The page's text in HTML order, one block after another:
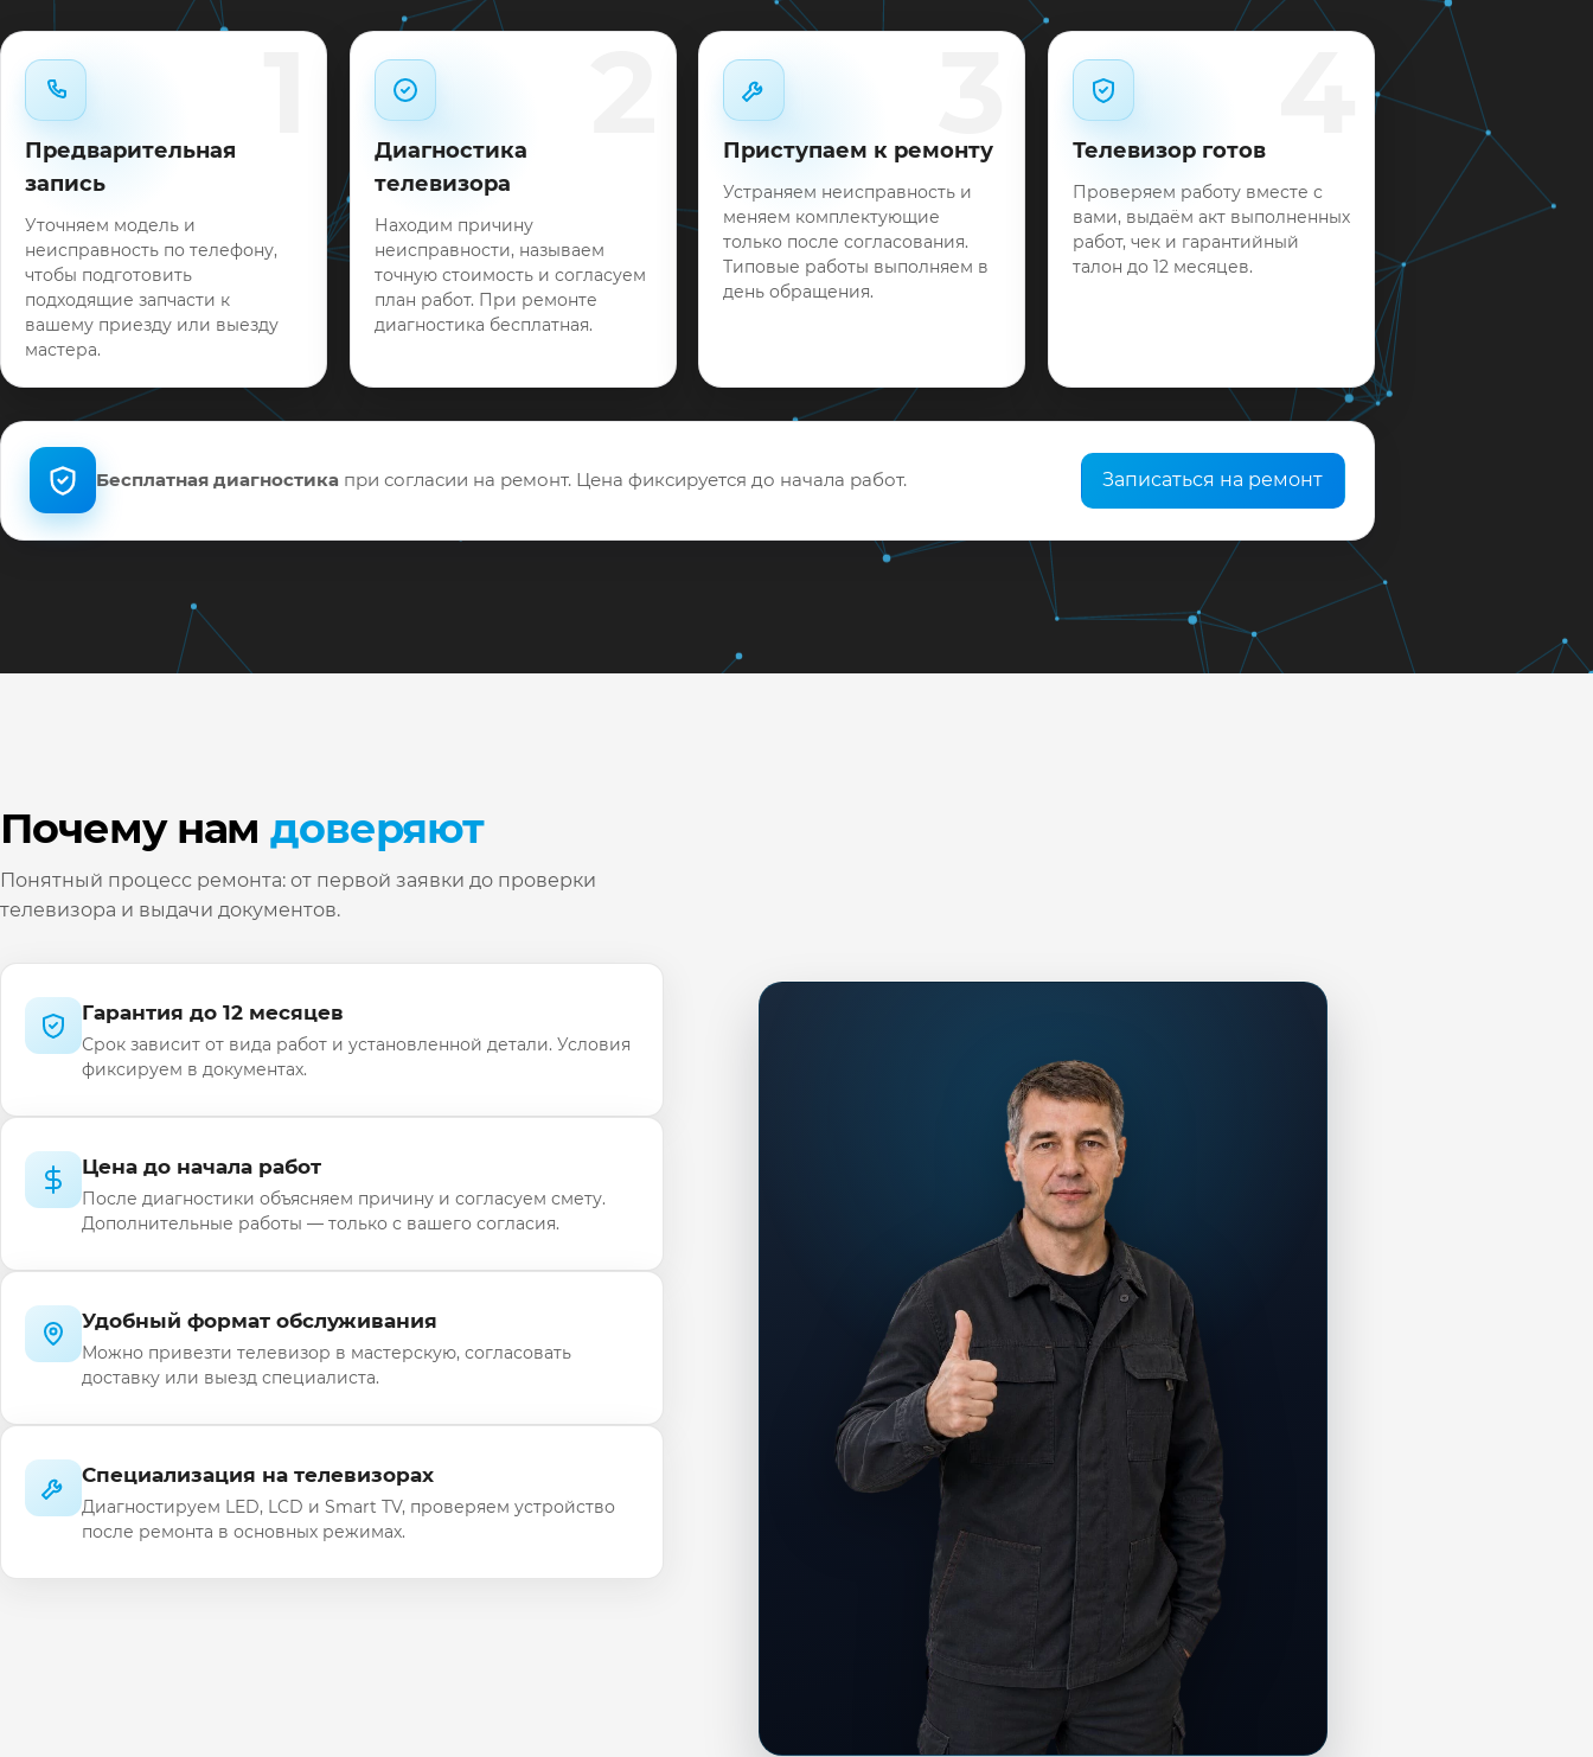
Предварительная
запись
Уточняем модель и
неисправность по телефону,
чтобы подготовить
подходящие запчасти к
вашему приезду или выезду
мастера.
Диагностика
телевизора
Находим причину
неисправности, называем
точную стоимость и согласуем
план работ. При ремонте
диагностика бесплатная.
Приступаем к ремонту
Устраняем неисправность и
меняем комплектующие
только после согласования.
Типовые работы выполняем в
день обращения.
Телевизор готов
Проверяем работу вместе с
вами, выдаём акт выполненных
работ, чек и гарантийный
талон до 12 месяцев.
Бесплатная диагностика при согласии на ремонт. Цена фиксируется до начала работ. Записаться на ремонт
Почему намдоверяют
Понятный процесс ремонта: от первой заявки до проверки
телевизора и выдачи документов.
Гарантия до 12 месяцев
Срок зависит от вида работ и установленной детали. Условия
фиксируем в документах.
Цена до начала работ
После диагностики объясняем причину и согласуем смету.
Дополнительные работы — только с вашего согласия.
Удобный формат обслуживания
Можно привезти телевизор в мастерскую, согласовать
доставку или выезд специалиста.
Специализация на телевизорах
Диагностируем LED, LCD и Smart TV, проверяем устройство
после ремонта в основных режимах.